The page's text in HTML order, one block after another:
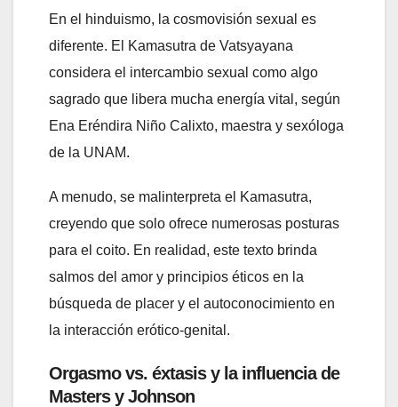
En el hinduismo, la cosmovisión sexual es
diferente. El Kamasutra de Vatsyayana
considera el intercambio sexual como algo
sagrado que libera mucha energía vital, según
Ena Eréndira Niño Calixto, maestra y sexóloga
de la UNAM.
A menudo, se malinterpreta el Kamasutra,
creyendo que solo ofrece numerosas posturas
para el coito. En realidad, este texto brinda
salmos del amor y principios éticos en la
búsqueda de placer y el autoconocimiento en
la interacción erótico-genital.
Orgasmo vs. éxtasis y la influencia de
Masters y Johnson